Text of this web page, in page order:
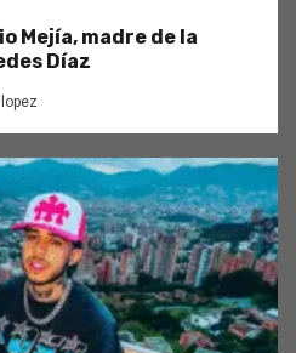
Mejía, madre de la
Díaz